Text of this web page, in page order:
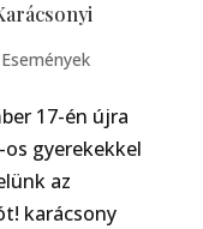
Események
17-én újra
gyerekekkel
az
karácsony